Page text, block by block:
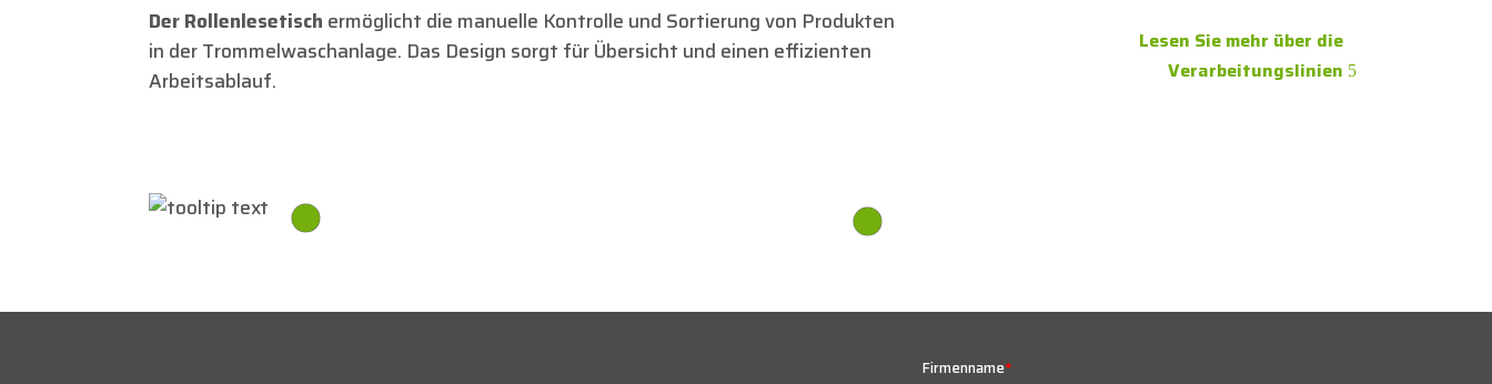
Der Rollenlesetisch ermöglicht die manuelle Kontrolle und Sortierung von Produkten
in der Trommelwaschanlage. Das Design sorgt für Übersicht und einen effizienten
Arbeitsablauf.
Lesen Sie mehr über die
Verarbeitungslinien